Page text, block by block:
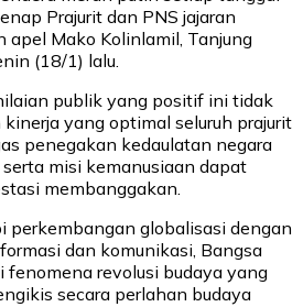
Prajurit dan PNS jajaran
apel Mako Kolinlamil, Tanjung
(18/1) lalu.
publik yang positif ini tidak
yang optimal seluruh prajurit
penegakan kedaulatan negara
misi kemanusiaan dapat
membanggakan.
perkembangan globalisasi dengan
dan komunikasi, Bangsa
fenomena revolusi budaya yang
secara perlahan budaya